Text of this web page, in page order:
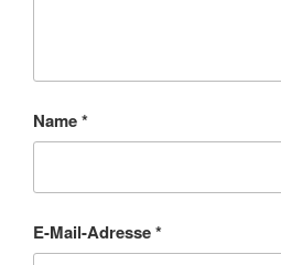
Name*
E-Mail-Adresse*